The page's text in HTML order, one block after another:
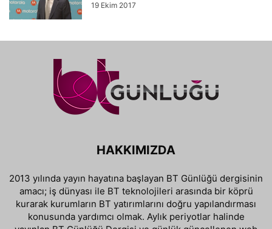
19 Ekim 2017
HAKKIMIZDA
2013 yılında yayın hayatına başlayan BT Günlüğü dergisinin
amacı; iş dünyası ile BT teknolojileri arasında bir köprü
kurarak kurumların BT yatırımlarını doğru yapılandırması
konusunda yardımcı olmak. Aylık periyotlar halinde